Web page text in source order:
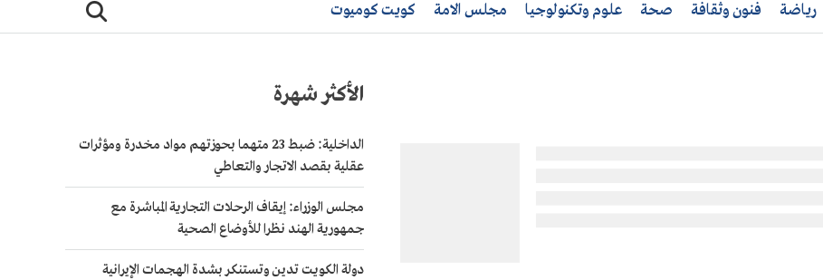
رياضة فنون وثقافة صحة علوم وتكنولوجيا مجلس الامة كويت كوميوت
الأكثر شهرة
الداخلية: ضبط 23 متهما بحوزتهم مواد مخدرة ومؤثرات
عقلية بقصد الاتجار والتعاطي
مجلس الوزراء: إيقاف الرحلات التجارية المباشرة مع
جمهورية الهند نظرا للأوضاع الصحية
دولة الكويت تدين وتستنكر بشدة الهجمات الإيرانية